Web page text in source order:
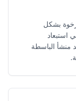
بشكل
استبعاد
منشأ الباسطة